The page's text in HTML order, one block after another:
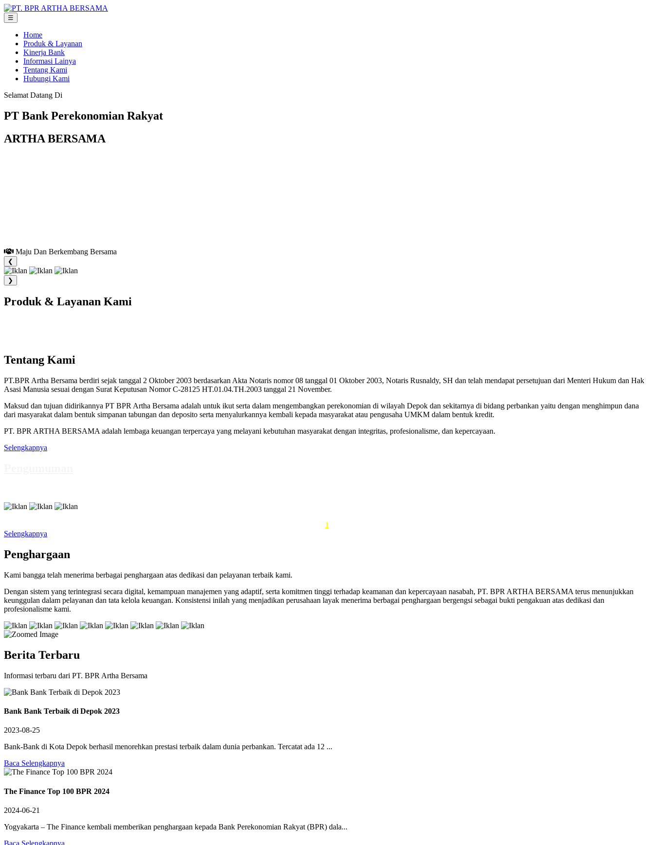
☰
Home
Produk & Layanan
Kinerja Bank
Informasi Lainya
Tentang Kami
Hubungi Kami
Selamat Datang Di
PT Bank Perekonomian Rakyat
ARTHA BERSAMA
Maju Dan Berkembang Bersama
❮
❯
Produk & Layanan Kami
Tentang Kami
PT.BPR Artha Bersama berdiri sejak tanggal 2 Oktober 2003 berdasarkan Akta Notaris nomor 08 tanggal 01 Oktober 2003, Notaris Rusnaldy, SH dan telah mendapat persetujuan dari Menteri Hukum dan Hak
Asasi Manusia sesuai dengan Surat Keputusan Nomor C-28125 HT.01.04.TH.2003 tanggal 21 November.
Maksud dan tujuan didirikannya PT BPR Artha Bersama adalah untuk ikut serta dalam mengembangkan perekonomian di wilayah Depok dan sekitarnya di bidang perbankan yaitu dengan menghimpun dana
dari masyarakat dalam bentuk simpanan tabungan dan deposito serta menyalurkannya kembali kepada masyarakat atau pengusaha UMKM dalam bentuk kredit.
PT. BPR ARTHA BERSAMA adalah lembaga keuangan terpercaya yang melayani kebutuhan masyarakat dengan integritas, profesionalisme, dan kepercayaan.
Selengkapnya
1
Selengkapnya
Penghargaan
Kami bangga telah menerima berbagai penghargaan atas dedikasi dan pelayanan terbaik kami.
Dengan sistem yang terintegrasi secara digital, kemampuan manajemen yang adaptif, serta komitmen tinggi terhadap keamanan dan kepercayaan nasabah, PT. BPR ARTHA BERSAMA terus menunjukkan
keunggulan dalam pelayanan dan tata kelola keuangan. Konsistensi inilah yang menjadikan perusahaan layak menerima berbagai penghargaan bergengsi sebagai bukti pengakuan atas dedikasi dan
profesionalisme kami.
Berita Terbaru
Informasi terbaru dari PT. BPR Artha Bersama
Bank Bank Terbaik di Depok 2023
2023-08-25
Bank-Bank di Kota Depok berhasil menorehkan prestasi terbaik dalam dunia perbankan. Tercatat ada 12 ...
Baca Selengkapnya
The Finance Top 100 BPR 2024
2024-06-21
Yogyakarta – The Finance kembali memberikan penghargaan kepada Bank Perekonomian Rakyat (BPR) dala...
Baca Selengkapnya